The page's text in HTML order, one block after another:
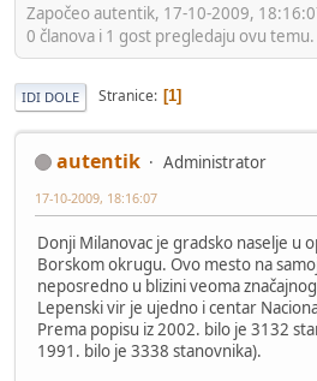
Započeo autentik, 17-10-2009,
0 članova i 1 gost pregledaju ovu temu.
IDI DOLE Stranice 1
autentik Administrator
17-10-2009, 18:16:07
Donji Milanovac je gradsko naselje u
Borskom okrugu. Ovo mesto na
neposredno u blizini veoma
Lepenski vir je ujedno i centar
Prema popisu iz 2002. bilo je 3132
1991. bilo je 3338 stanovnika).